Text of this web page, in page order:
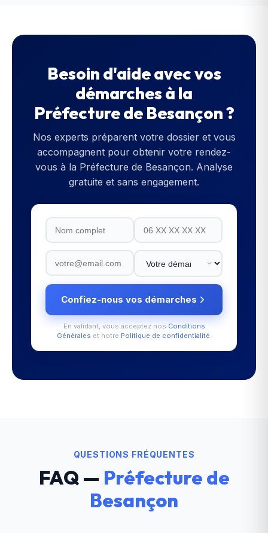
Besoin d'aide avec vos
démarches à la
Préfecture de Besançon?
Nos experts préparent votre dossier et vous
accompagnent pour obtenir votre rendez-
vous à la Préfecture de Besançon. Analyse
gratuite et sans engagement.
Confiez-nous vos démarches
En validant, vous acceptez nos Conditions
Générales et notre Politique de confidentialité.
QUESTIONS FRÉQUENTES
FAQ — Préfecture de
Besançon